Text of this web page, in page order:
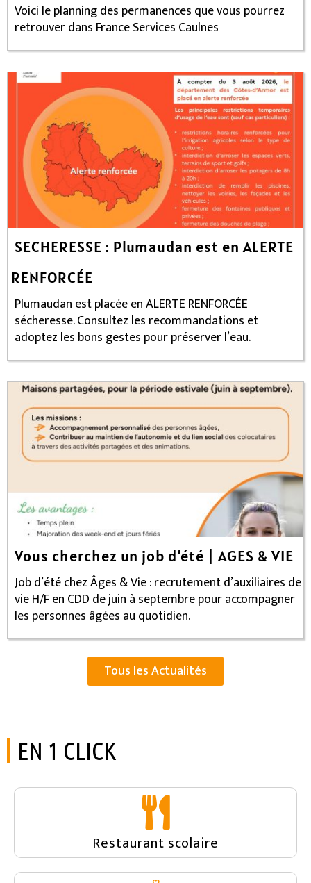
Voici le planning des permanences que vous pourrez
retrouver dans France Services Caulnes
SECHERESSE : Plumaudan est en ALERTE
RENFORCÉE
Plumaudan est placée en ALERTE RENFORCÉE
sécheresse. Consultez les recommandations et
adoptez les bons gestes pour préserver l’eau.
Vous cherchez un job d’été | AGES & VIE
Job d’été chez Âges & Vie : recrutement d’auxiliaires de
vie H/F en CDD de juin à septembre pour accompagner
les personnes âgées au quotidien.
Tous les Actualités
EN 1 CLICK
Restaurant scolaire